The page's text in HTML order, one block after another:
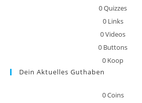
0Quizzes
0 Links
0Videos
0 Buttons
0 Koop
Dein Aktuelles Guthaben
0Coins